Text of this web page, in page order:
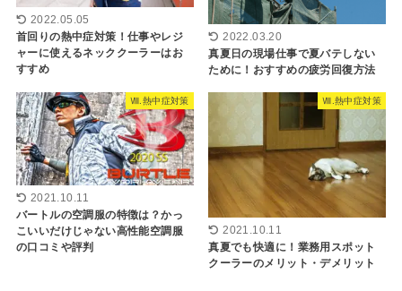
2022.05.05
首回りの熱中症対策！仕事やレジ
ャーに使えるネッククーラーはお
すすめ
2022.03.20
真夏日の現場仕事で夏バテしない
ために！おすすめの疲労回復方法
Ⅷ.熱中症対策
2021.10.11
バートルの空調服の特徴は？かっ
こいいだけじゃない高性能空調服
の口コミや評判
Ⅷ.熱中症対策
2021.10.11
真夏でも快適に！業務用スポット
クーラーのメリット・デメリット